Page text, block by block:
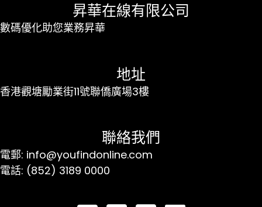
昇華在線有限公司
數碼優化助您業務昇華
地址
香港觀塘勵業街11號聯僑廣場3樓
聯絡我們
電郵: info@youfindonline.com
電話: (852) 3189 0000